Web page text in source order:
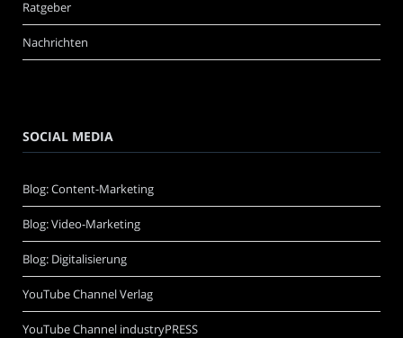
Ratgeber
Nachrichten
SOCIAL MEDIA
Blog: Content-Marketing
Blog: Video-Marketing
Blog: Digitalisierung
YouTube Channel Verlag
YouTube Channel industryPRESS